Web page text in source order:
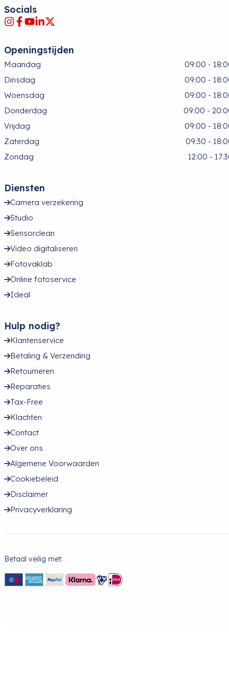
Socials
Openingstijden
Maandag
09:00 -
Dinsdag
09:00 -
Woensdag
09:00 -
Donderdag
09:00 -
Vrijdag
09:00 -
Zaterdag
09:30 -
Zondag
12:00 -
Diensten
Camera verzekering
Studio
Sensorclean
Video digitaliseren
Fotovaklab
Online fotoservice
Ideal
Hulp nodig?
Klantenservice
Betaling & Verzending
Retourneren
Reparaties
Tax-Free
Klachten
Contact
Over ons
Algemene Voorwaarden
Cookiebeleid
Disclaimer
Privacyverklaring
Betaal veilig met: